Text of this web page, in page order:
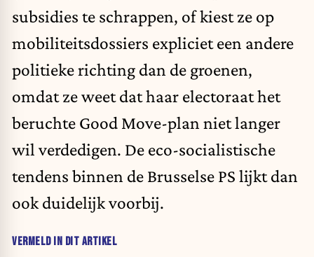
subsidies te schrappen, of kiest ze op
mobiliteitsdossiers expliciet een andere
politieke richting dan de groenen,
omdat ze weet dat haar electoraat het
beruchte Good Move-plan niet langer
wil verdedigen. De eco-socialistische
tendens binnen de Brusselse PS lijkt dan
ook duidelijk voorbij.
VERMELD IN DIT ARTIKEL